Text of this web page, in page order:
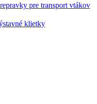
pre transport vtákov
klietky